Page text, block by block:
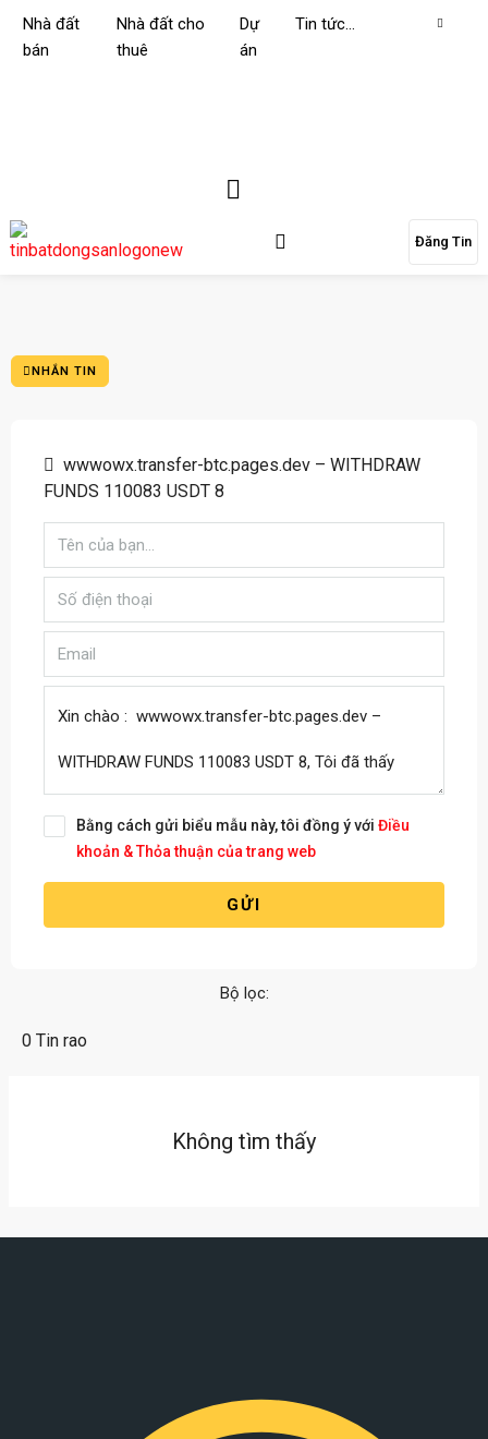
Nhà đất
bán
Nhà đất cho
thuê
Dự
án
Tin tức…
Đăng Tin
NHẮN TIN
wwwowx.transfer-btc.pages.dev – WITHDRAW
FUNDS 110083 USDT 8
Bằng cách gửi biểu mẫu này, tôi đồng ý với Điều
khoản & Thỏa thuận của trang web
GỬI
0 Tin rao
Bộ lọc:
Không tìm thấy